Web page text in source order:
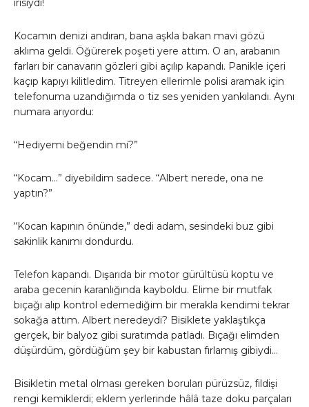
irisiydi!
​Kocamın denizi andıran, bana aşkla bakan mavi gözü
aklıma geldi. Öğürerek poşeti yere attım. O an, arabanın
farları bir canavarın gözleri gibi açılıp kapandı. Panikle içeri
kaçıp kapıyı kilitledim. Titreyen ellerimle polisi aramak için
telefonuma uzandığımda o tiz ses yeniden yankılandı. Aynı
numara arıyordu:
​“Hediyemi beğendin mi?”
​“Kocam…” diyebildim sadece. “Albert nerede, ona ne
yaptın?”
​“Kocan kapının önünde,” dedi adam, sesindeki buz gibi
sakinlik kanımı dondurdu.
​Telefon kapandı. Dışarıda bir motor gürültüsü koptu ve
araba gecenin karanlığında kayboldu. Elime bir mutfak
bıçağı alıp kontrol edemediğim bir merakla kendimi tekrar
sokağa attım. Albert neredeydi? Bisiklete yaklaştıkça
gerçek, bir balyoz gibi suratımda patladı. Bıçağı elimden
düşürdüm, gördüğüm şey bir kabustan fırlamış gibiydi…
​Bisikletin metal olması gereken boruları pürüzsüz, fildişi
rengi kemiklerdi; eklem yerlerinde hâlâ taze doku parçaları